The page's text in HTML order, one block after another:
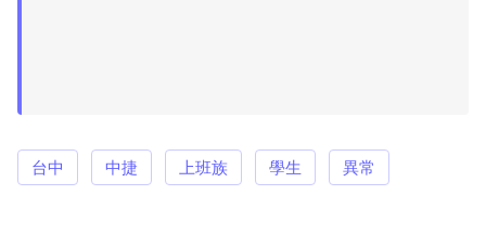
台中 中捷 上班族 學生 異常